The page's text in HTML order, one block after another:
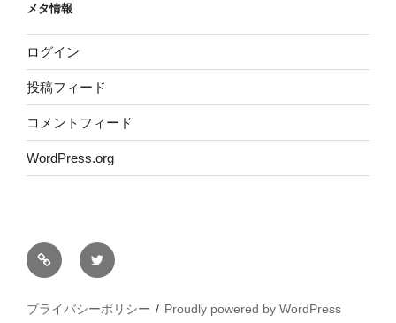
メタ情報
ログイン
投稿フィード
コメントフィード
WordPress.org
サ
イ
Twitter
プライバシーポリシー Proudly powered by WordPress